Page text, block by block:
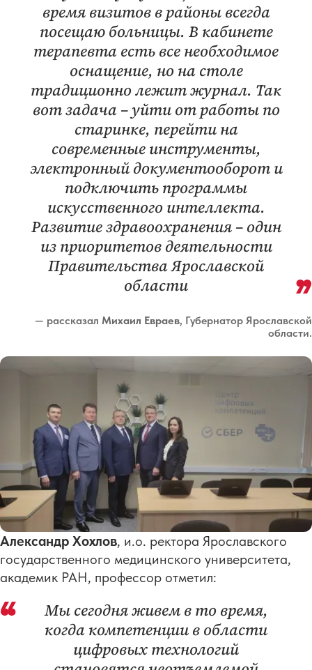
время визитов в районы всегда
посещаю больницы. В кабинете
терапевта есть все необходимое
оснащение, но на столе
традиционно лежит журнал. Так
вот задача – уйти от работы по
старинке, перейти на
современные инструменты,
электронный документооборот и
подключить программы
искусственного интеллекта.
Развитие здравоохранения – один
из приоритетов деятельности
Правительства Ярославской
области
— рассказал Михаил Евраев, Губернатор Ярославской
области.
Александр Хохлов, и.о. ректора Ярославского
государственного медицинского университета,
академик РАН, профессор отметил:
Мы сегодня живем в то время,
когда компетенции в области
цифровых технологий